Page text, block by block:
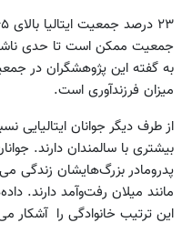
جمعیت ممکن است تا حدی ناشی
به گفته این پژوهشگران در
میزان فرزندآوری است.
از طرف دیگر جوانان
بیشتری با سالمندان دارند.
پدرومادر بزرگ‌هایشان زندگی
مانند میلان رفت‌وآمد دارند.
این ترتیب خانوادگی را آشکار